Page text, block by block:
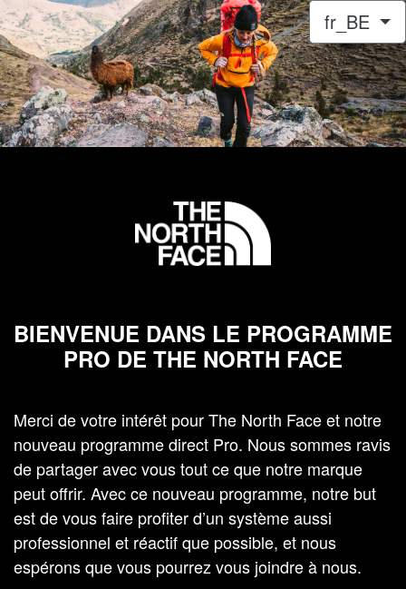
fr_BE
BIENVENUE DANS LE PROGRAMME
PRO DE THE NORTH FACE
Merci de votre intérêt pour The North Face et notre
nouveau programme direct Pro. Nous sommes ravis
de partager avec vous tout ce que notre marque
peut offrir. Avec ce nouveau programme, notre but
est de vous faire profiter d’un système aussi
professionnel et réactif que possible, et nous
espérons que vous pourrez vous joindre à nous.